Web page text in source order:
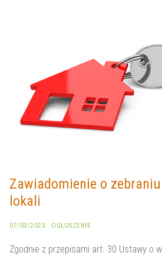
Zawiadomienie o
lokali
07/03/2023 OGŁOSZENIE
Zgodnie z przepisami art. 30 Ustawy o